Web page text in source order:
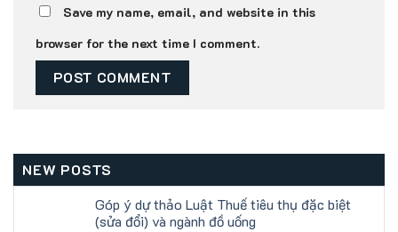
Save my name, email, and website in this
browser for the next time I comment.
NEW POSTS
Góp ý dự thảo Luật Thuế tiêu thụ đặc biệt
(sửa đổi) và ngành đồ uống